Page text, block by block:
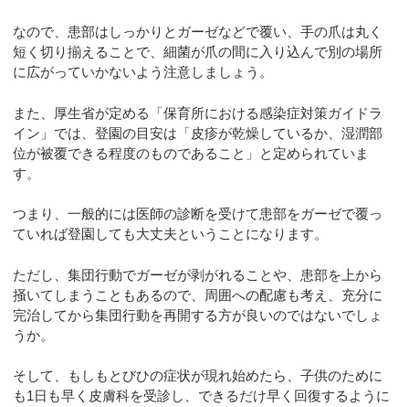
なので、患部はしっかりとガーゼなどで覆い、手の爪は丸く
短く切り揃えることで、細菌が爪の間に入り込んで別の場所
に広がっていかないよう注意しましょう。
また、厚生省が定める「保育所における感染症対策ガイドラ
イン」では、登園の目安は「皮疹が乾燥しているか、湿潤部
位が被覆できる程度のものであること」と定められていま
す。
つまり、一般的には医師の診断を受けて患部をガーゼで覆っ
ていれば登園しても大丈夫ということになります。
ただし、集団行動でガーゼが剥がれることや、患部を上から
掻いてしまうこともあるので、周囲への配慮も考え、充分に
完治してから集団行動を再開する方が良いのではないでしょ
うか。
そして、もしもとびひの症状が現れ始めたら、子供のために
も1日も早く皮膚科を受診し、できるだけ早く回復するように